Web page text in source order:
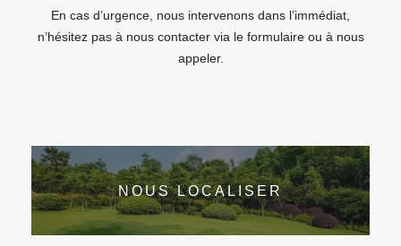
En cas d’urgence, nous intervenons dans l’immédiat,
n’hésitez pas à nous contacter via le formulaire ou à nous
appeler.
NOUS LOCALISER